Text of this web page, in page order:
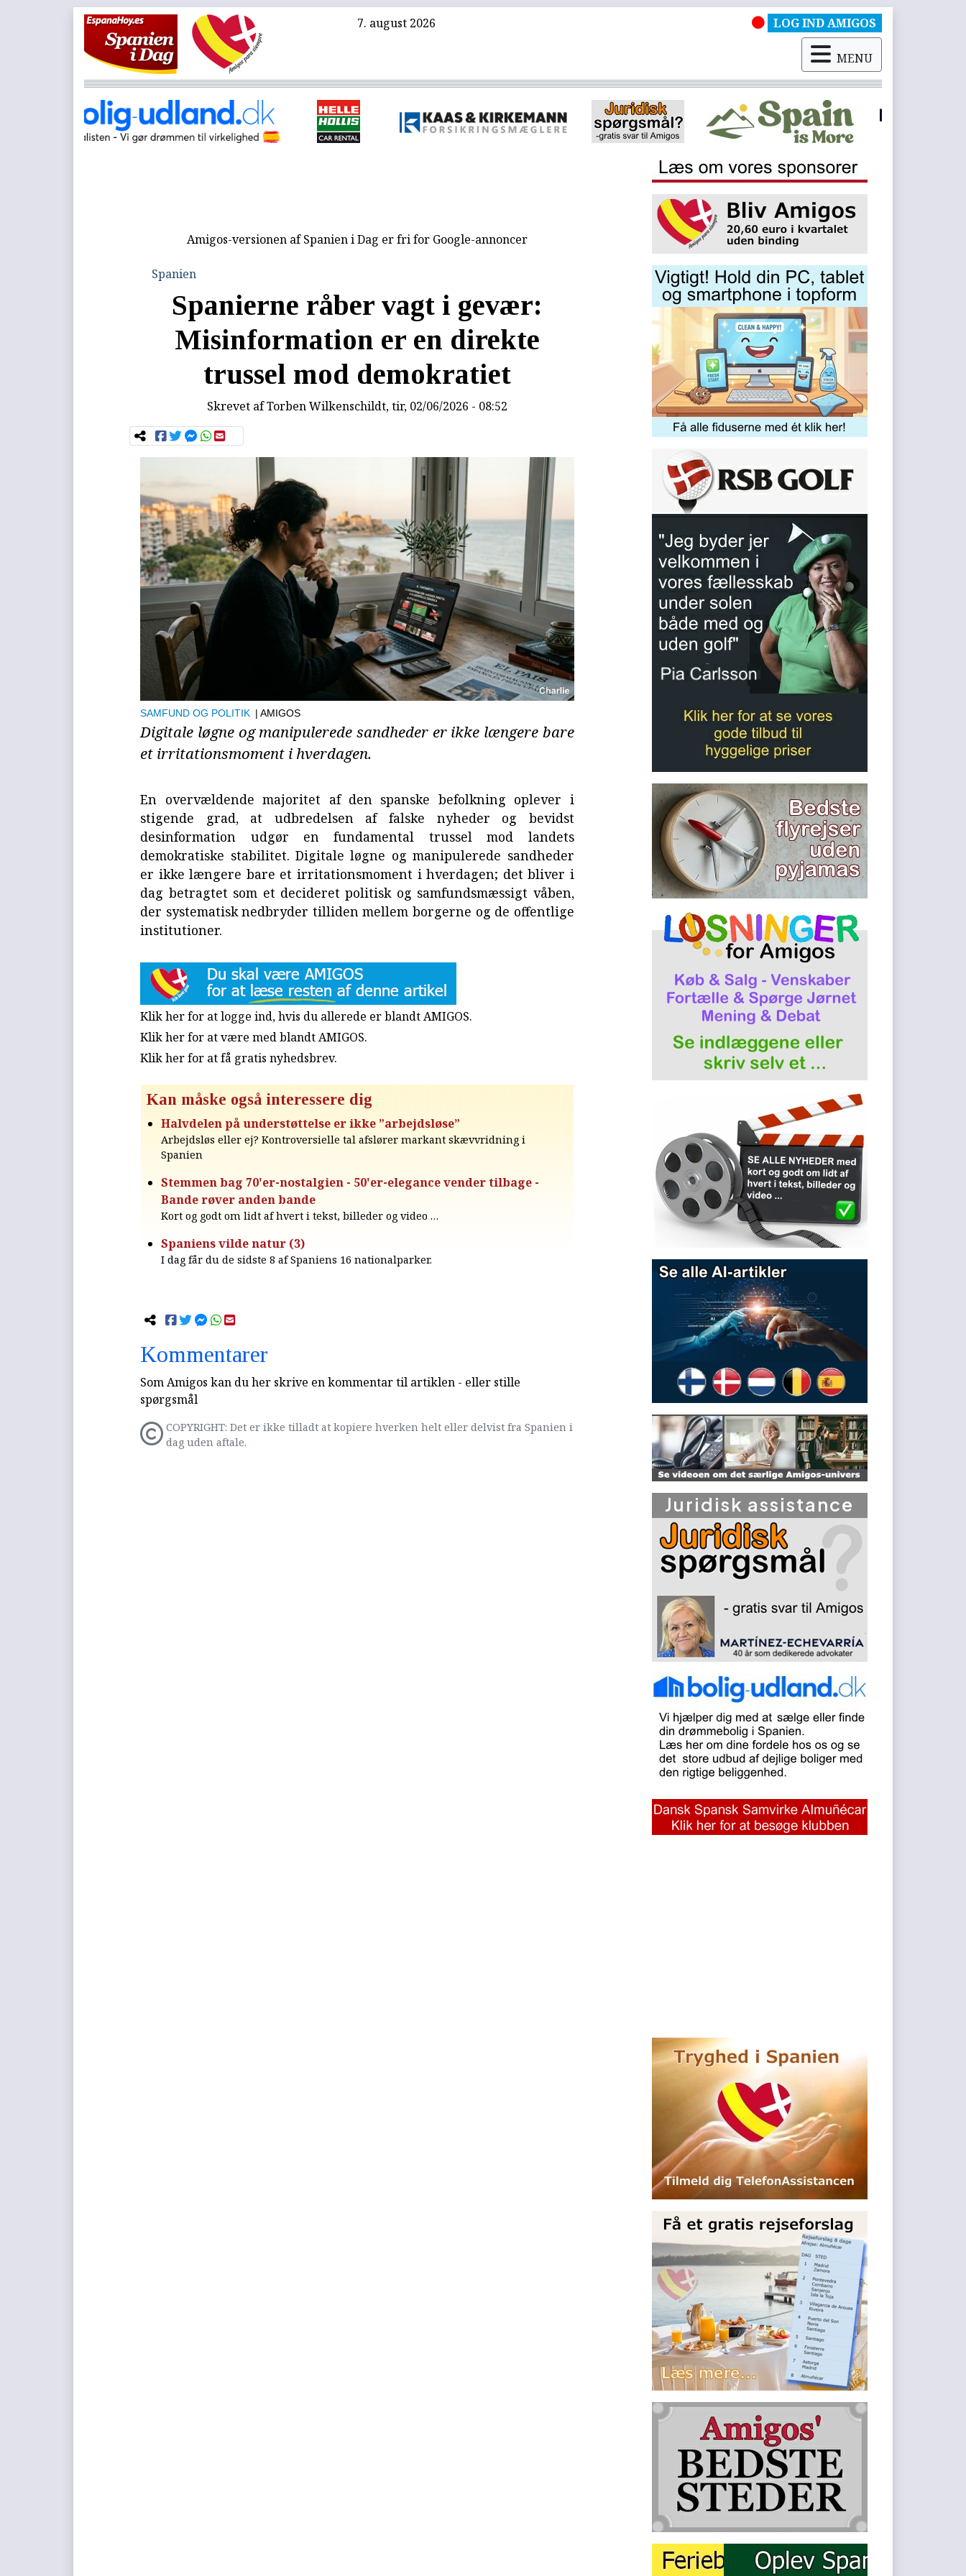
7. august 2026 LOG IND AMIGOS
MENU
Amigos-versionen af Spanien i Dag er fri for Google-annoncer
Spanien
Spanierne råber vagt i gevær:
Misinformation er en direkte
trussel mod demokratiet
Skrevet afTorben Wilkenschildt, tir, 02/06/2026 - 08:52
SAMFUND OG POLITIK | AMIGOS
Digitale løgne og manipulerede sandheder er ikke længere bare
et irritationsmoment i hverdagen.
En overvældende majoritet af den spanske befolkning oplever i
stigende grad, at udbredelsen af falske nyheder og bevidst
desinformation udgør en fundamental trussel mod landets
demokratiske stabilitet. Digitale løgne og manipulerede sandheder
er ikke længere bare et irritationsmoment i hverdagen; det bliver i
dag betragtet som et decideret politisk og samfundsmæssigt våben,
der systematisk nedbryder tilliden mellem borgerne og de offentlige
institutioner.
Klik her for at logge ind, hvis du allerede er blandt AMIGOS.
Klik her for at være med blandt AMIGOS.
Klik her for at få gratis nyhedsbrev.
Kan måske også interessere dig
Halvdelen på understøttelse er ikke ”arbejdsløse”
Arbejdsløs eller ej? Kontroversielle tal afslører markant skævvridning i
Spanien
Stemmen bag 70'er-nostalgien - 50'er-elegance vender tilbage -
Bande røver anden bande
Kort og godt om lidt af hvert i tekst, billeder og video …
Spaniens vilde natur (3)
I dag får du de sidste 8 af Spaniens 16 nationalparker.
Kommentarer
Som Amigos kan du her skrive en kommentar til artiklen - eller stille
spørgsmål
COPYRIGHT: Det er ikke tilladt at kopiere hverken helt eller delvist fra Spanien i
dag uden aftale.